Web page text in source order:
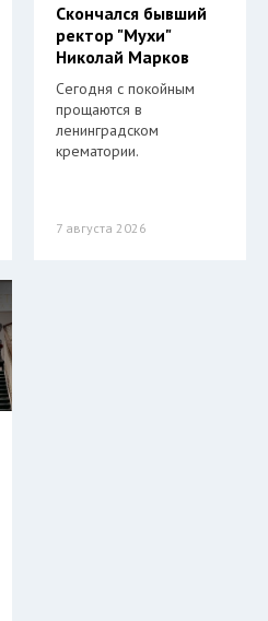
Скончался бывший
ректор "Мухи"
Николай Марков
Сегодня с покойным
прощаются в
ленинградском
крематории.
7 августа 2026